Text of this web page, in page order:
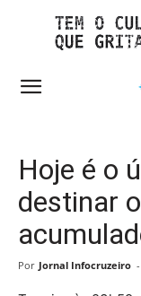
Hoje é o
destinar
Por Jornal Infocruzeiro -